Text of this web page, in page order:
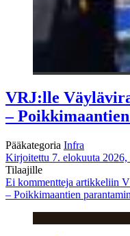
VRJ:lle
–
Pääkategoria Infra
Kirjoitettu 7. elokuuta 2026,
Tilaajille
Ei kommentteja artikkeliin
– Poikkimaantien